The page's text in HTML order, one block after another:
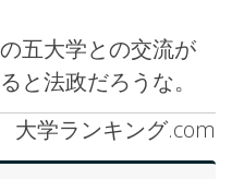
五大学との交流が
と法政だろうな。
大学ランキング.com